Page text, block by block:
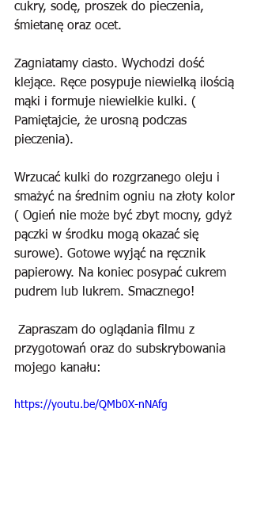
cukry, sodę, proszek do pieczenia,
śmietanę oraz ocet.
Zagniatamy ciasto. Wychodzi dość
klejące. Ręce posypuje niewielką ilością
mąki i formuje niewielkie kulki. (
Pamiętajcie, że urosną podczas
pieczenia).
Wrzucać kulki do rozgrzanego oleju i
smażyć na średnim ogniu na złoty kolor
( Ogień nie może być zbyt mocny, gdyż
pączki w środku mogą okazać się
surowe). Gotowe wyjąć na ręcznik
papierowy. Na koniec posypać cukrem
pudrem lub lukrem. Smacznego!
przygotowań oraz do subskrybowania
mojego kanału:
https://youtu.be/QMb0X-nNAfg